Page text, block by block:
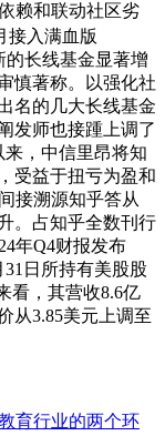
赖和联动社区劣
接入满血版
的长线基金显著增
慎著称。以强化社
名的几大长线基金
发师也接踵上调了
，中信里昂将知
受益于扭亏为盈和
接溯源知乎答从
。占知乎全数刊行
年Q4财报发布
日所持有美股股
看，其营收8.6亿
从3.85美元上调至
育行业的两个环